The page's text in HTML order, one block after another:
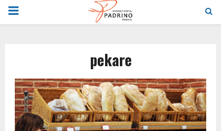
PRIMARY
pekare